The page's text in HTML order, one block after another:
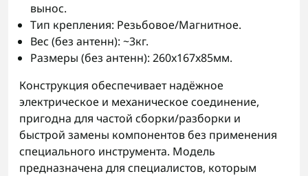
вынос.
Тип крепления: Резьбовое/Магнитное.
Вес (без антенн): ~3кг.
Размеры (без антенн): 260x167x85мм.
Конструкция обеспечивает надёжное
электрическое и механическое соединение,
пригодна для частой сборки/разборки и
быстрой замены компонентов без применения
специального инструмента. Модель
предназначена для специалистов, которым